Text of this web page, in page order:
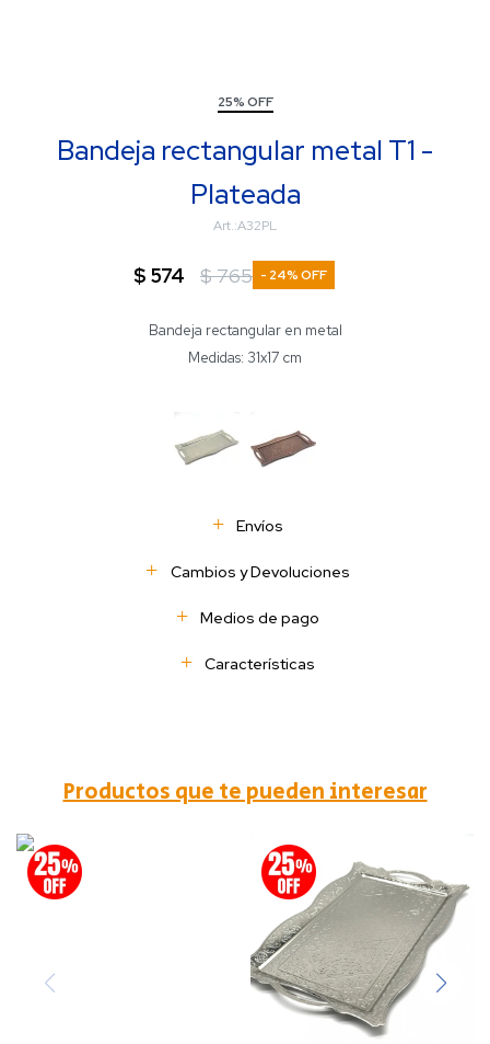
25% OFF
Bandeja rectangular metal T1 -
Plateada
A32PL
$ 574 $765 24
Bandeja rectangular en metal
Medidas: 31x17 cm
Envíos
Cambios y Devoluciones
Medios de pago
Características
Productos que te pueden interesar